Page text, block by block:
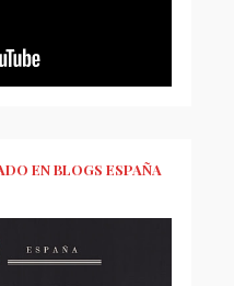
EN BLOGS ESPAÑA